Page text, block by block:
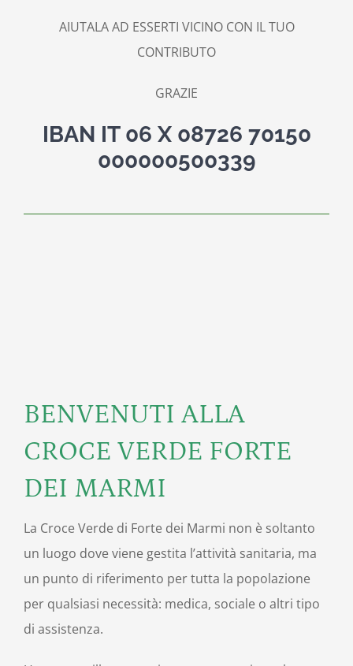
AIUTALA AD ESSERTI VICINO CON IL TUO
CONTRIBUTO
GRAZIE
IBAN IT 06 X 08726 70150
000000500339
BENVENUTI ALLA
CROCE VERDE FORTE
DEI MARMI
La Croce Verde di Forte dei Marmi non è soltanto
un luogo dove viene gestita l’attività sanitaria, ma
un punto di riferimento per tutta la popolazione
per qualsiasi necessità: medica, sociale o altri tipo
di assistenza.